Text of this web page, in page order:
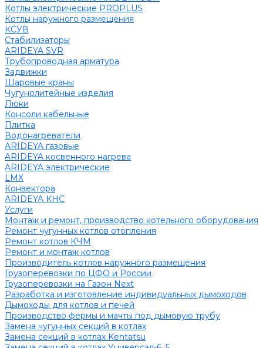
Котлы электрические PROPLUS
Котлы наружного размещения
КСУВ
Стабилизаторы
ARIDEYA SVR
Трубопроводная арматура
Задвижки
Шаровые краны
Чугунолитейные изделия
Люки
Консоли кабельные
Плитка
Водонагреватели
ARIDEYA газовые
ARIDEYA косвенного нагрева
ARIDEYA электрические
LMX
Конвектора
ARIDEYA КНС
Услуги
Монтаж и ремонт, производство котельного оборудования
Ремонт чугунных котлов отопления
Ремонт котлов КЧМ
Ремонт и монтаж котлов
Производитель котлов наружного размещения
Грузоперевозки по ЦФО и России
Грузоперевозки на Газон Next
Разработка и изготовление индивидуальных дымоходов
Дымоходы для котлов и печей
Производство фермы и мачты под дымовую трубу
Замена чугунных секций в котлах
Замена секций в котлах Kentatsu